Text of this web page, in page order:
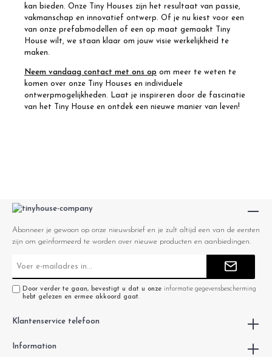
kan bieden. Onze Tiny Houses zijn het resultaat van passie,
vakmanschap en innovatief ontwerp. Of je nu kiest voor een
van onze prefabmodellen of een op maat gemaakt Tiny
House wilt, we staan klaar om jouw visie werkelijkheid te
maken.
Neem vandaag contact met ons op om meer te weten te
komen over onze Tiny Houses en individuele
ontwerpmogelijkheden. Laat je inspireren door de fascinatie
van het Tiny House en ontdek een nieuwe manier van leven!
Abonneer je gewoon op onze nieuwsbrief en je zult altijd een van de eersten
zijn om geïnformeerd te worden over nieuwe producten en aanbiedingen.
Door verder te gaan, bevestigt u dat u onze informatie gegevensbescherming
hebt gelezen en ermee akkoord gaat.
Klantenservice telefoon
Information